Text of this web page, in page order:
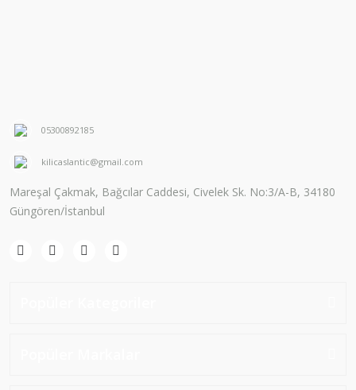
05300892185
kilicaslantic@gmail.com
Mareşal Çakmak, Bağcılar Caddesi, Civelek Sk. No:3/A-B, 34180
Güngören/İstanbul